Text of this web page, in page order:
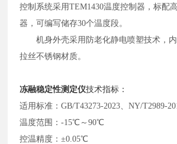
控制系统采用TEM1430温度控制器，标配
器，可编写储存30个温度段。
机身外壳采用防老化静电喷塑技术，
拉丝不锈钢材质。
冻融稳定性测定仪技术指标：
适用标准：GB/T43273-2023、NY/T2989-
温度范围：-15℃～90℃
控温精度：±0.05℃